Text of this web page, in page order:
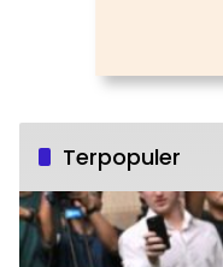
Terpopuler